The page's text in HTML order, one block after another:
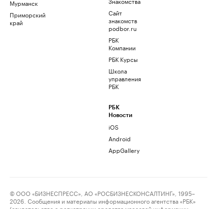
Мурманск
Приморский
край
Сайт
знакомств
podbor.ru
РБК
Компании
РБК Курсы
Школа
управления
РБК
РБК
Новости
iOS
Android
AppGallery
© ООО «БИЗНЕСПРЕСС», АО «РОСБИЗНЕСКОНСАЛТИНГ», 1995–
2026. Сообщения и материалы информационного агентства «РБК»